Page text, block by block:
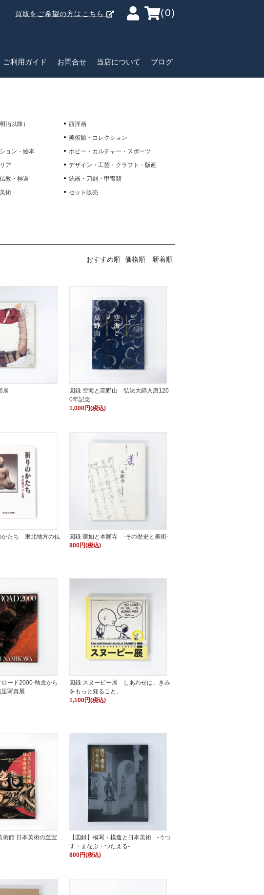
買取をご希望の方はこちら (0)
ご利用ガイド お問合せ 当店について ブログ
治以降）
西洋画
美術館・コレクション
ョン・絵本
ホビー・カルチャー・スポーツ
ア
デザイン・工芸・クラフト・版画
教・神道
銃器・刀剣・甲冑類
術 セット販売
おすすめ順 価格順 新着順
展
図録 空海と高野山 弘法大師入唐120
0年記念
1,000円(税込)
かたち 東北地方の仏
図録 蓮如と本願寺 -その歴史と美術-
800円(税込)
ロード2000-執念から
写真展
図録 スヌーピー展 しあわせは、きみ
をもっと知ること。
1,100円(税込)
術館 日本美術の至宝
【図録】模写・模造と日本美術 -うつ
す・まなぶ・つたえる-
800円(税込)